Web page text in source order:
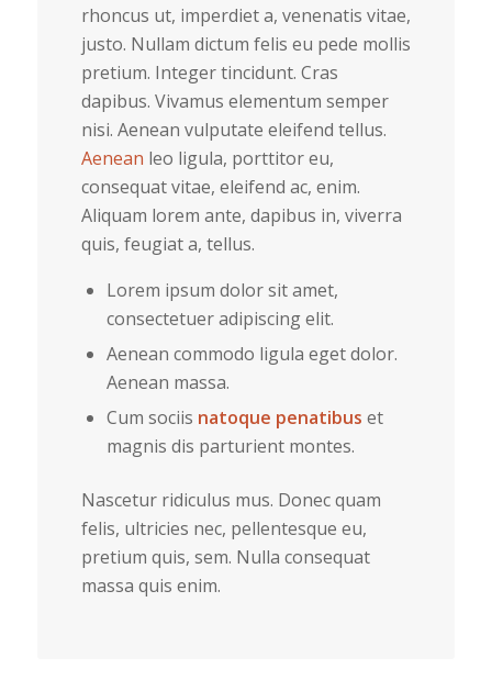
rhoncus ut, imperdiet a, venenatis vitae,
justo. Nullam dictum felis eu pede mollis
pretium. Integer tincidunt. Cras
dapibus. Vivamus elementum semper
nisi. Aenean vulputate eleifend tellus.
Aenean leo ligula, porttitor eu,
consequat vitae, eleifend ac, enim.
Aliquam lorem ante, dapibus in, viverra
quis, feugiat a, tellus.
Lorem ipsum dolor sit amet,
consectetuer adipiscing elit.
Aenean commodo ligula eget dolor.
Aenean massa.
Cum sociis natoque penatibus et
magnis dis parturient montes.
Nascetur ridiculus mus. Donec quam
felis, ultricies nec, pellentesque eu,
pretium quis, sem. Nulla consequat
massa quis enim.